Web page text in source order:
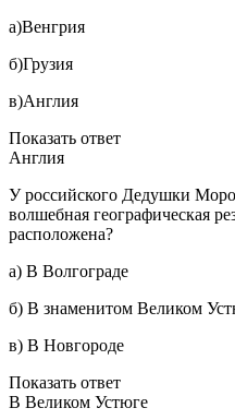
а)Венгрия
б)Грузия
в)Англия
Показать ответ
Англия
У российского Дедушки
волшебная географическая
расположена?
а) В Волгограде
б) В знаменитом Великом
в) В Новгороде
Показать ответ
В Великом Устюге